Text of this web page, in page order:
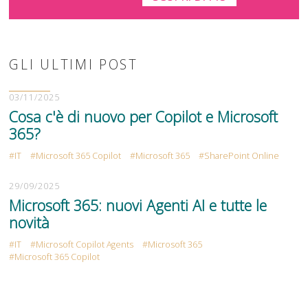
GLI ULTIMI POST
03/11/2025
Cosa c'è di nuovo per Copilot e Microsoft
365?
IT Microsoft 365 Copilot Microsoft 365 SharePoint Online
29/09/2025
Microsoft 365: nuovi Agenti AI e tutte le
novità
IT Microsoft Copilot Agents
Microsoft 365
Microsoft 365 Copilot